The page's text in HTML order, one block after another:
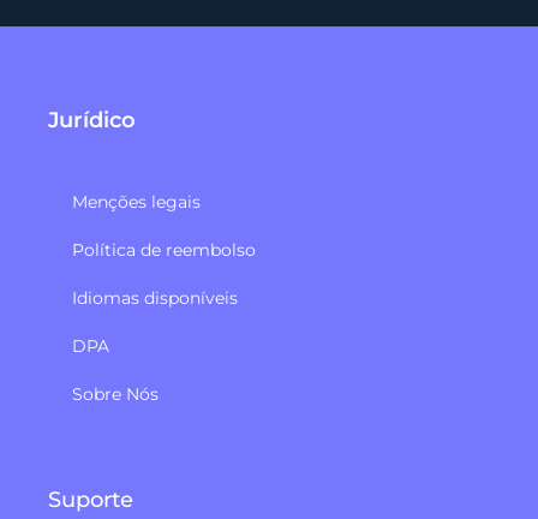
Jurídico
Menções legais
Política de reembolso​
Idiomas disponíveis
DPA
Sobre Nós
Suporte